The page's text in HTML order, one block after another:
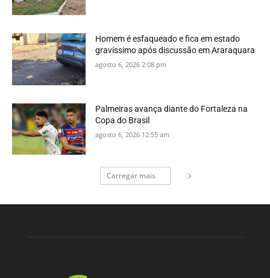
Homem é esfaqueado e fica em estado
gravíssimo após discussão em Araraquara
agosto 6, 2026 2:08 pm
Palmeiras avança diante do Fortaleza na
Copa do Brasil
agosto 6, 2026 12:55 am
Carregar mais